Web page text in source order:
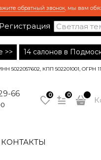
обратный звонок, мы вам
Регистрация
>> 14 салонов в
5022057602, КПП 502201001, ОГРН
66 0 0
КОНТАКТЫ